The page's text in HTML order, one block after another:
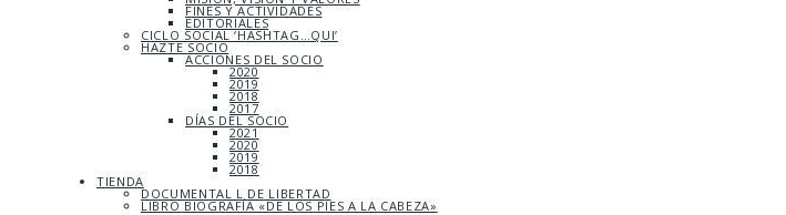
FINES Y ACTIVIDADES
EDITORIALES
CICLO SOCIAL ‘HASHTAG…QUI’
HAZTE SOCIO
ACCIONES DEL SOCIO
2020
2019
2018
2017
DÍAS DEL SOCIO
2021
2020
2019
2018
TIENDA
DOCUMENTAL L DE LIBERTAD
LIBRO BIOGRAFÍA «DE LOS PIES A LA CABEZA»